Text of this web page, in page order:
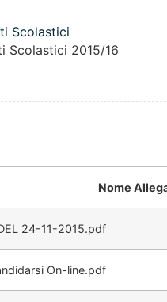
Scolastici
Scolastici 2015/16
Nome
24-11-2015.pdf
On-line.pdf